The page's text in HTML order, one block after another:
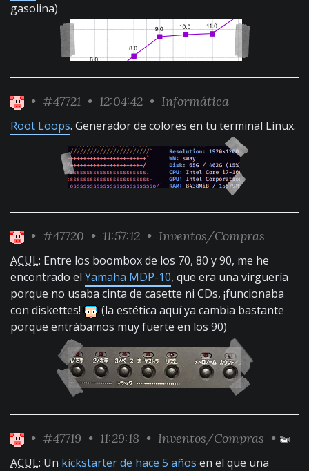
gasolina)
• #47721 • 12:04:42 • Informática
Root Loops. Generador de colores en tu terminal Linux.
• #47720 • 11:57:12 • Inventos/Compras
ACUL: Entre los boombox de los 70, 80 y 90, me he
encontrado el Yamaha MDP-10, que era una virguería
porque no usaba cinta de casette ni CDs, ¡funcionaba
con diskettes!
(la estética aquí ya cambia bastante
porque entrábamos muy fuerte en los 90)
• #47719 • 11:29:18 • Inventos/Compras •
ACUL: Un kickstarter de hace 5 años en el que una